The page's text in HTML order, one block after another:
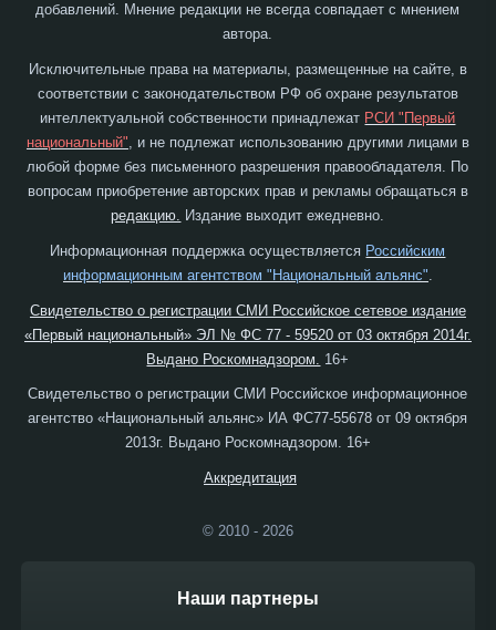
добавлений. Мнение редакции не всегда совпадает с мнением
автора.
Исключительные права на материалы, размещенные на сайте, в
соответствии с законодательством РФ об охране результатов
интеллектуальной собственности принадлежат РСИ "Первый
национальный", и не подлежат использованию другими лицами в
любой форме без письменного разрешения правообладателя. По
вопросам приобретение авторских прав и рекламы обращаться в
редакцию. Издание выходит ежедневно.
Информационная поддержка осуществляется Российским
информационным агентством "Национальный альянс"
Свидетельство о регистрации СМИ Российское сетевое издание
«Первый национальный» ЭЛ № ФС 77 - 59520 от 03 октября 2014г.
Выдано Роскомнадзором.
16+
Свидетельство о регистрации СМИ Российское информационное
агентство «Национальный альянс» ИА ФС77-55678 от 09 октября
2013г. Выдано Роскомнадзором. 16+
Аккредитация
© 2010 - 2026
Наши партнеры